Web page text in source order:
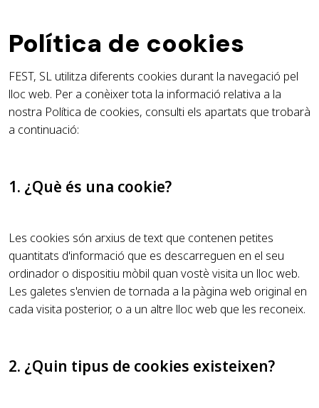
Política de cookies
FEST, SL utilitza diferents cookies durant la navegació pel
lloc web. Per a conèixer tota la informació relativa a la
nostra Política de cookies, consulti els apartats que trobarà
a continuació:
1. ¿Què és una cookie?
Les cookies són arxius de text que contenen petites
quantitats d'informació que es descarreguen en el seu
ordinador o dispositiu mòbil quan vostè visita un lloc web.
Les galetes s'envien de tornada a la pàgina web original en
cada visita posterior, o a un altre lloc web que les reconeix.
2. ¿Quin tipus de cookies existeixen?